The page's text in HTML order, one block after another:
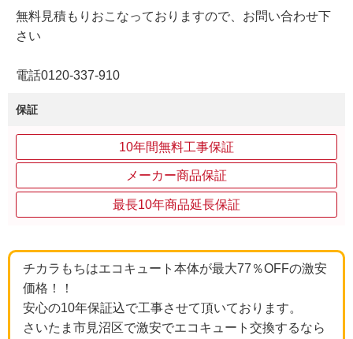
無料見積もりおこなっておりますので、お問い合わせ下
さい
電話0120-337-910
保証
10年間無料工事保証
メーカー商品保証
最長10年商品延長保証
チカラもちはエコキュート本体が最大77％OFFの激安
価格！！
安心の10年保証込で工事させて頂いております。
さいたま市見沼区で激安でエコキュート交換するなら